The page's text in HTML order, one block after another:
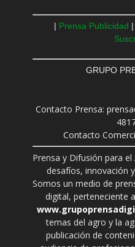
| Prensa Publicidad |
GRUPO
Contacto Prensa:
Contacto
Prensa y Difusión para
desafíos, innovación
Somos un medio de
digital, perteneciente a
temas del agro y la
publicación de